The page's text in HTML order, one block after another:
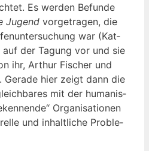
Es wer­den Befun­de
Jugend vor­ge­tra­gen, die
war (Kat­
der Tagung vor und sie
ihr, Arthur Fischer und
Gera­de hier zeigt dann die
mit der huma­nis­
Orga­ni­sa­tio­nen
und inhalt­li­che Pro­ble­